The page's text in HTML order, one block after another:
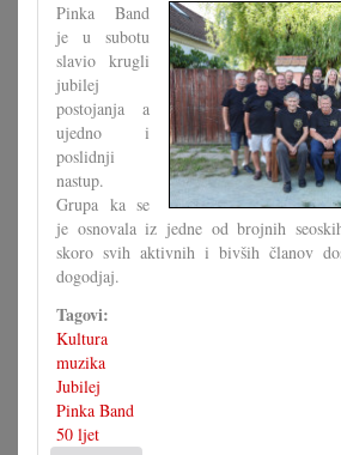
Pinka Band
je u subotu
slavio krugli
jubilej
postojanja a
ujedno i
poslidnji
nastup.
Grupa ka se
je osnovala iz jedne od brojnih
skoro svih aktivnih i bivših članov
dogodjaj.
Tagovi:
Kultura
muzika
Jubilej
Pinka Band
50 ljet